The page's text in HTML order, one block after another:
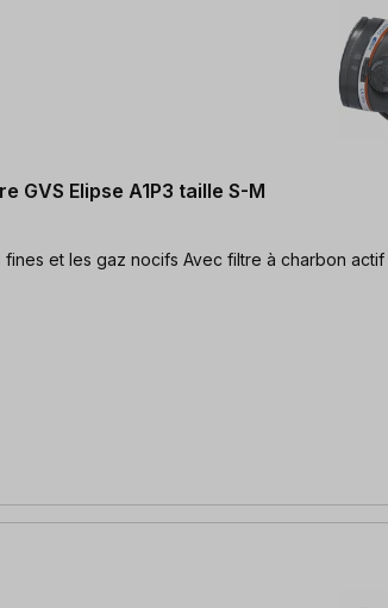
GVS Elipse A1P3 taille S-M